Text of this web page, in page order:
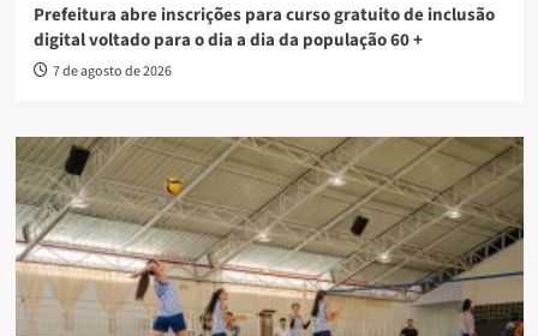
Prefeitura abre inscrições para curso gratuito de inclusão
digital voltado para o dia a dia da população 60 +
7 de agosto de 2026